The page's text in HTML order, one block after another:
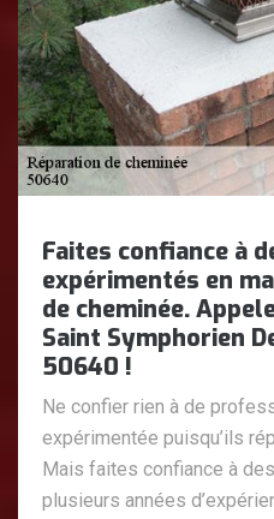
Faites confiance à
expérimentés en
de cheminée.
Saint Symphorien
50640 !
Ne confier rien à de
expérimentée puisqu’ils
Mais faites confiance à
plusieurs années